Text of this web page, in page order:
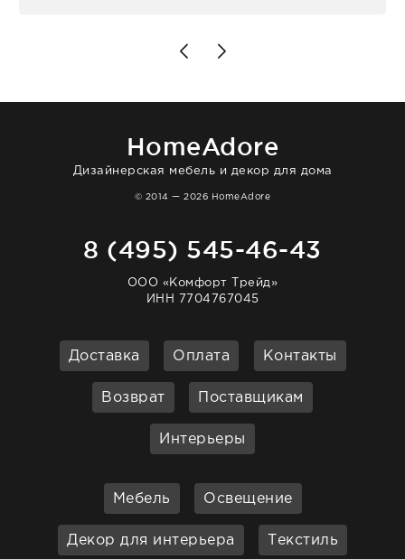
Позже заказывала остальные приборы -
доставили сдэком на следующий день к
отвечает очень быстро. Взаимодействием
HomeAdore
Дизайнерская мебель и декор для дома
© 2014 — 2026 HomeAdore
8 (495) 545-46-43
ООО «Комфорт Трейд»
ИНН 7704767045
Доставка Оплата Контакты
Возврат Поставщикам
Интерьеры
Мебель Освещение
Декор для интерьера Текстиль